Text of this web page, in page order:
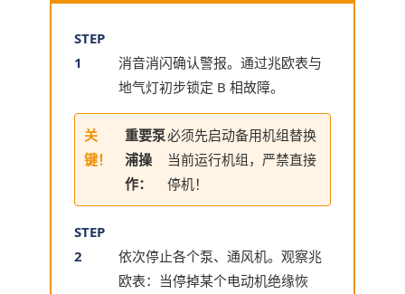
STEP
1
消音消闪确认警报。通过兆欧表与
地气灯初步锁定 B 相故障。
关
键！
重要泵
浦操
作：
必须先启动备用机组替换
当前运行机组，严禁直接
停机！
STEP
2
依次停止各个泵、通风机。观察兆
欧表：当停掉某个电动机绝缘恢